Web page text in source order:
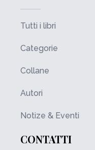
Tutti i libri
Categorie
Collane
Autori
Notize & Eventi
CONTATTI